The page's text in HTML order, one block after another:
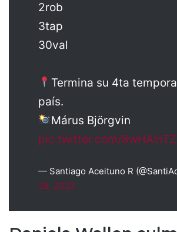
2rob
3tap
30val
Termina su 4ta
país.
Márus Björgvin
pic.twitter.com/
— Santiago Aceituno R
28, 2023